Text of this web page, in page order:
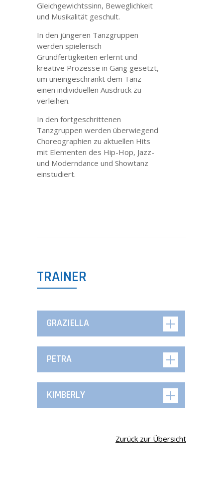
Gleichgewichtssinn, Beweglichkeit
und Musikalität geschult.
In den jüngeren Tanzgruppen
werden spielerisch
Grundfertigkeiten erlernt und
kreative Prozesse in Gang gesetzt,
um uneingeschränkt dem Tanz
einen individuellen Ausdruck zu
verleihen.
In den fortgeschrittenen
Tanzgruppen werden überwiegend
Choreographien zu aktuellen Hits
mit Elementen des Hip-Hop, Jazz-
und Moderndance und Showtanz
einstudiert.
TRAINER
GRAZIELLA
PETRA
KIMBERLY
Zurück zur Übersicht